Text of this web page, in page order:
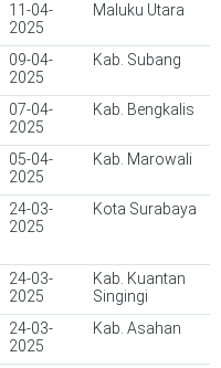
11-04-
2025
Maluku Utara
09-04-
2025
Kab. Subang
07-04-
2025
Kab. Bengkalis
05-04-
2025
Kab. Marowali
24-03-
2025
Kota Surabaya
24-03-
2025
Kab. Kuantan
Singingi
24-03-
2025
Kab. Asahan